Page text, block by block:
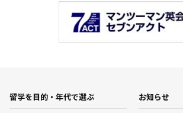
留学を目的・年代で選ぶ お知らせ